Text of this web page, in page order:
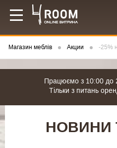
Магазин меблів Акции -25%
Працюємо з 10:00 до
Тільки з питань
НОВИНИ